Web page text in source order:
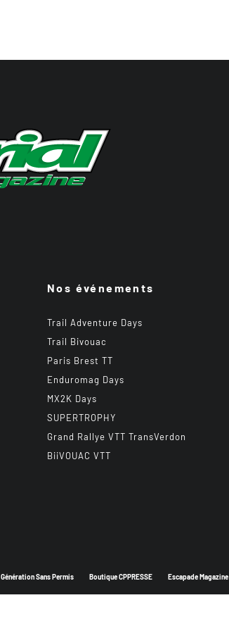
Nos événements
Trail Adventure Days
Trail Bivouac
Paris Brest TT
Enduromag Days
MX2K Days
SUPERTROPHY
Grand Rallye VTT TransVerdon
BiiVOUAC VTT
Génération Sans Permis Boutique CPPRESSE Escapade Magazine